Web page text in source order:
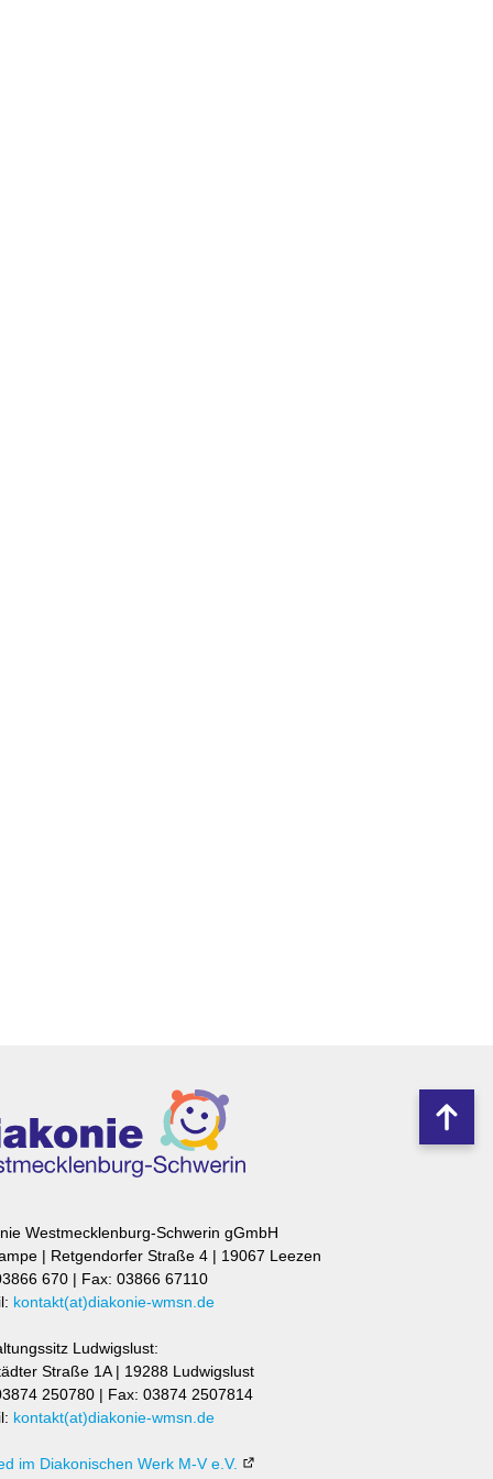
Nach
oben
Westmecklenburg-Schwerin gGmbH
| Retgendorfer Straße 4 | 19067 Leezen
670 | Fax: 03866 67110
kontakt(at)diakonie-wmsn.de
Ludwigslust:
Straße 1A | 19288 Ludwigslust
250780 | Fax: 03874 2507814
kontakt(at)diakonie-wmsn.de
im Diakonischen Werk M-V e.V.